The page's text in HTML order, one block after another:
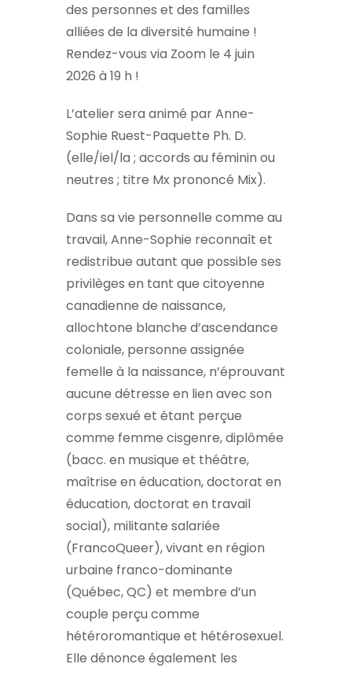
des personnes et des familles
alliées de la diversité humaine !
Rendez-vous via Zoom le 4 juin
2026 à 19 h !
L’atelier sera animé par Anne-
Sophie Ruest-Paquette Ph. D.
(elle/iel/la ; accords au féminin ou
neutres ; titre Mx prononcé Mix).
Dans sa vie personnelle comme au
travail, Anne-Sophie reconnaît et
redistribue autant que possible ses
privilèges en tant que citoyenne
canadienne de naissance,
allochtone blanche d’ascendance
coloniale, personne assignée
femelle à la naissance, n’éprouvant
aucune détresse en lien avec son
corps sexué et étant perçue
comme femme cisgenre, diplômée
(bacc. en musique et théâtre,
maîtrise en éducation, doctorat en
éducation, doctorat en travail
social), militante salariée
(FrancoQueer), vivant en région
urbaine franco-dominante
(Québec, QC) et membre d’un
couple perçu comme
hétéroromantique et hétérosexuel.
Elle dénonce également les